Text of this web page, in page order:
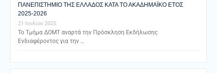
ΠΑΝΕΠΙΣΤΗΜΙΟ ΤΗΣ ΕΛΛΑΔΟΣ ΚΑΤΑ ΤΟ ΑΚΑΔΗΜΑΪΚΟ ΕΤΟΣ
2025-2026
21 Ιουλίου 2025
Το Τμήμα ΔΟΜΤ αναρτά την Πρόσκληση Εκδήλωσης
Ενδιαφέροντος για την …